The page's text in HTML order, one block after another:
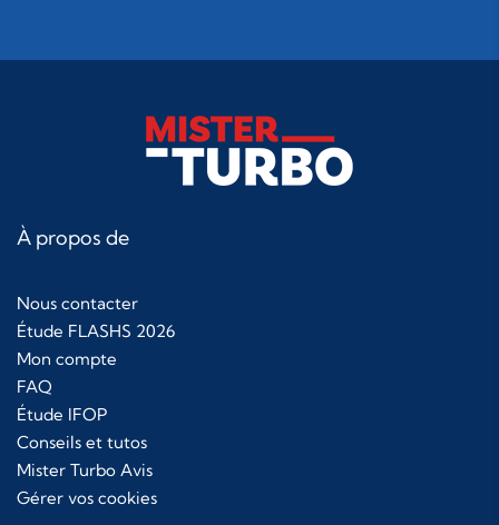
À propos de
Nous contacter
Étude FLASHS 2026
Mon compte
FAQ
Étude IFOP
Conseils et tutos
Mister Turbo Avis
Gérer vos cookies